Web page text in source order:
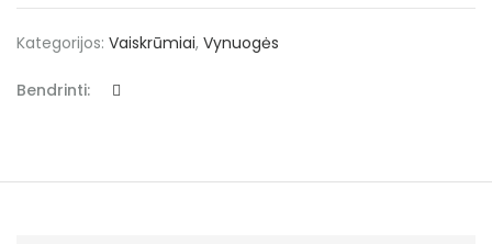
Kategorijos: Vaiskrūmiai, Vynuogės
Bendrinti: